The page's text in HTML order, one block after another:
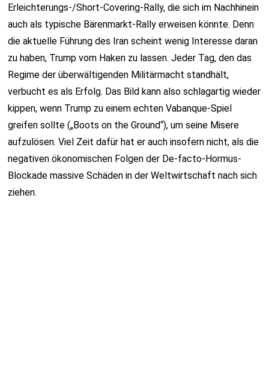
Erleichterungs-/Short-Covering-Rally, die sich im Nachhinein
auch als typische Bärenmarkt-Rally erweisen könnte. Denn
die aktuelle Führung des Iran scheint wenig Interesse daran
zu haben, Trump vom Haken zu lassen. Jeder Tag, den das
Regime der überwältigenden Militärmacht standhält,
verbucht es als Erfolg. Das Bild kann also schlagartig wieder
kippen, wenn Trump zu einem echten Vabanque-Spiel
greifen sollte („Boots on the Ground“), um seine Misere
aufzulösen. Viel Zeit dafür hat er auch insofern nicht, als die
negativen ökonomischen Folgen der De-facto-Hormus-
Blockade massive Schäden in der Weltwirtschaft nach sich
ziehen.